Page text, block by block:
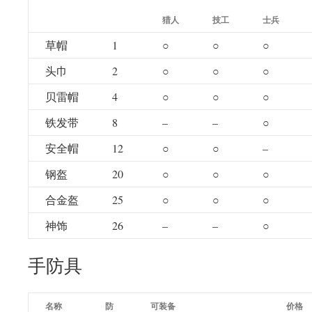
猎人
技工 士兵
草帽 1 ○ ○
○
头巾
2 ○ ○
○
贝雷帽
4 ○ ○
○
铁发带
8 – –
○
安全帽
12 ○ ○
–
钢盔
20 ○ ○
○
合金盔
25 ○ ○
○
神饰
26 – – ○
手防具
名称 防 可装备 价格